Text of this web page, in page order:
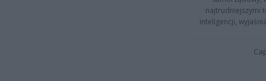
najtrudniejszymi
inteligencji,